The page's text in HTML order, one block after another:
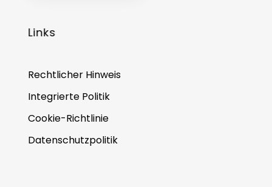
Links
Rechtlicher Hinweis
Integrierte Politik
Cookie-Richtlinie
Datenschutzpolitik